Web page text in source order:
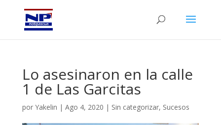
Lo asesinaron en la calle
1 de Las Garcitas
por Yakelin | Ago 4, 2020 | Sin categorizar, Sucesos